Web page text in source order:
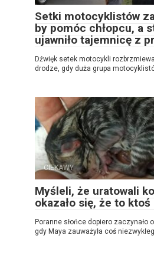
Setki motocyklistów
by pomóc chłopcu, a
ujawniło tajemnicę z
Dźwięk setek motocykli
drodze, gdy duża grupa
CIEKAWY
Myśleli, że uratowali
okazało się, że to ktoś
Poranne słońce dopiero zaczynało
gdy Maya zauważyła coś